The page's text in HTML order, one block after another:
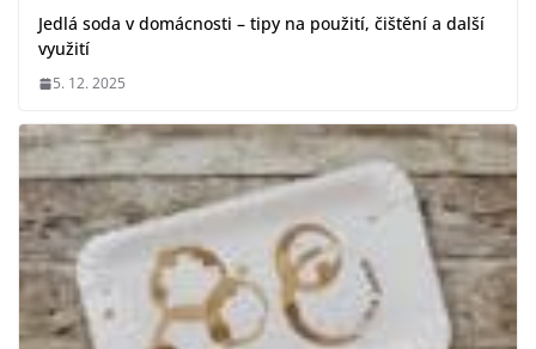
Jedlá soda v domácnosti – tipy na použití, čištění a další
využití
5. 12. 2025